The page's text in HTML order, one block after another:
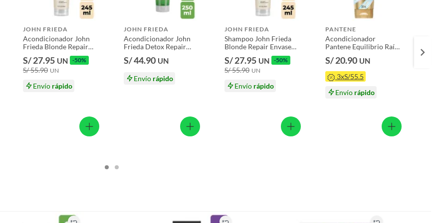
cuidado general para un cabello saludable.
productos para asfalto.
tecnología, línea blanca, colchones, muebles, bicicletas y
con señales de uso, sin empaques, etiquetas o sellos.
JOHN FRIEDA
Acondicionador John
Frieda Blonde Repair
S/ 27.95 UN -50%
S/ 55.90 UN
Envío rápido
JOHN FRIEDA
Acondicionador John
Frieda Detox Repair
S/ 44.90 UN
Envío rápido
JOHN FRIEDA
Shampoo John Frieda
Blonde Repair Envase
S/ 27.95 UN -50%
S/ 55.90 UN
Envío rápido
PANTENE
Acondicionador
Pantene Equilibrio Raíz
S/ 20.90 UN
3xS/55.5
Envío rápido